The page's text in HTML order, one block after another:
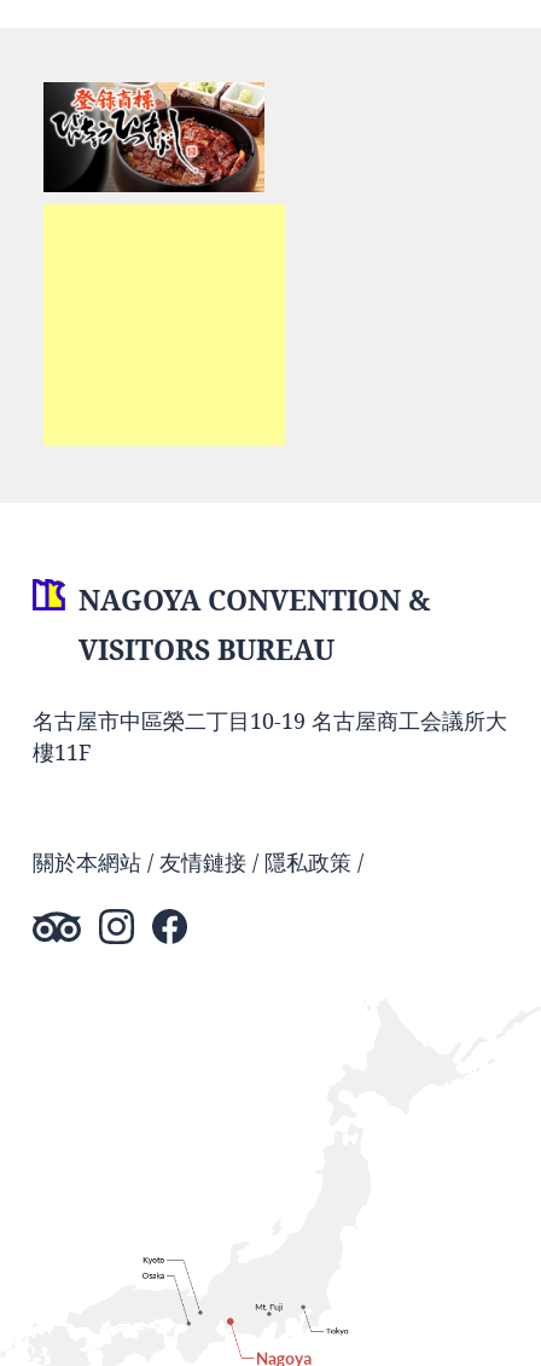
NAGOYA CONVENTION &
VISITORS BUREAU
名古屋市中區榮二丁目10-19 名古屋商工会議所大
樓11F
關於本網站 友情鏈接 隱私政策